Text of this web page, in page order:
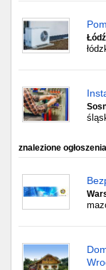
znalezione ogłoszenia